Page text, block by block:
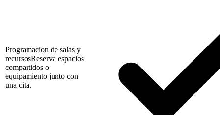
Programacion de salas y
recursosReserva espacios
compartidos o
equipamiento junto con
una cita.